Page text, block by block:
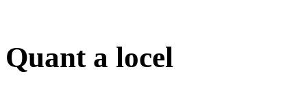
Quant a locel